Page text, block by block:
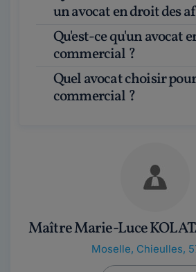
un avocat en droit des
Qu'est-ce qu'un avocat en droit
commercial ?
Quel avocat choisir pour un litige
commercial ?
Maître Marie-Luce
Moselle, Chieulles,